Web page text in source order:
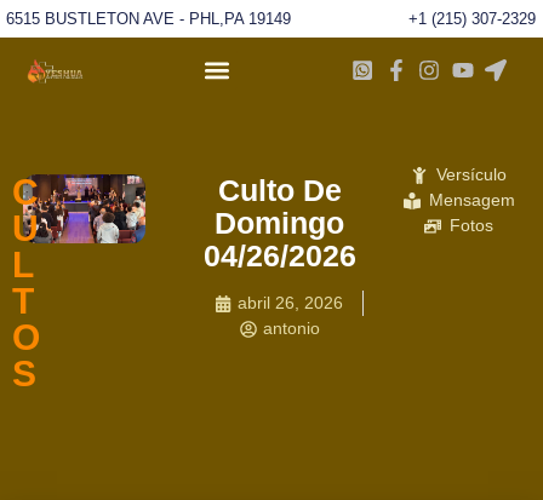
6515 BUSTLETON AVE - PHL,PA 19149 +1 (215) 307-2329
C
U
L
T
O
S
Culto De
Domingo
04/26/2026
abril 26, 2026
antonio
Versículo
Mensagem
Fotos